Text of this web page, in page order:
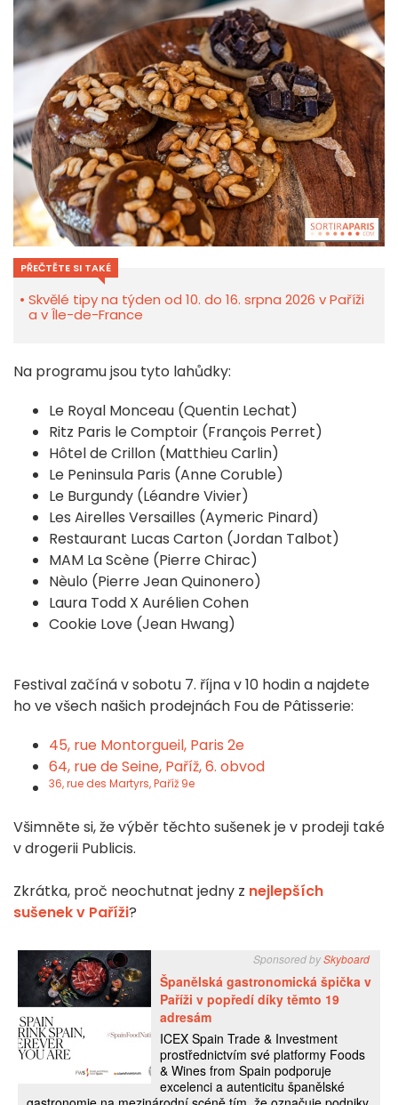
PŘEČTĚTE SI TAKÉ
Skvělé tipy na týden od 10. do 16. srpna 2026 v Paříži
a v Île-de-France
Na programu jsou tyto lahůdky:
Le Royal Monceau (Quentin Lechat)
Ritz Paris le Comptoir (François Perret)
Hôtel de Crillon (Matthieu Carlin)
Le Peninsula Paris (Anne Coruble)
Le Burgundy (Léandre Vivier)
Les Airelles Versailles (Aymeric Pinard)
Restaurant Lucas Carton (Jordan Talbot)
MAM La Scène (Pierre Chirac)
Nèulo (Pierre Jean Quinonero)
Laura Todd X Aurélien Cohen
Cookie Love (Jean Hwang)
Festival začíná v sobotu 7. října v 10 hodin a najdete
ho ve všech našich prodejnách Fou de Pâtisserie:
45, rue Montorgueil, Paris 2e
64, rue de Seine, Paříž, 6. obvod
36, rue des Martyrs, Paříž 9e
Všimněte si, že výběr těchto sušenek je v prodeji také
v drogerii Publicis.
Zkrátka, proč neochutnat jedny z nejlepších
sušenek v Paříži?